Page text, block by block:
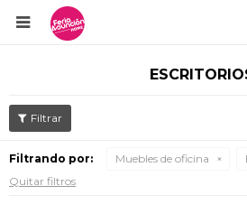

Filtrando por: Muebles de oficina
Quitar filtros